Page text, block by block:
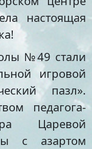
и меры
обучающихся
питания в
по АХЧ
салон
экскурсия
настоящая
№49 стали
игровой
пазл».
педагога-
Царевой
с азартом